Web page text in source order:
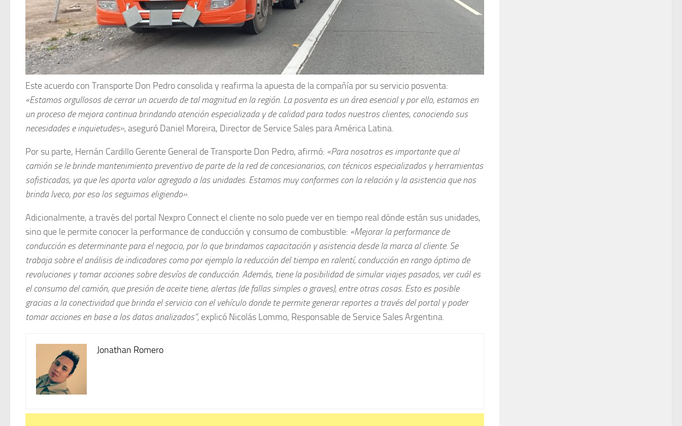
Este acuerdo con Transporte Don Pedro consolida y reafirma la apuesta de la compañía por su servicio posventa:
«Estamos orgullosos de cerrar un acuerdo de tal magnitud en la región. La posventa es un área esencial y por ello, estamos en
un proceso de mejora continua brindando atención especializada y de calidad para todos nuestros clientes, conociendo sus
necesidades e inquietudes»,aseguró Daniel Moreira, Director de Service Sales para América Latina.
Por su parte, Hernán Cardillo Gerente General de Transporte Don Pedro, afirmó: «Para nosotros es importante que al
camión se le brinde mantenimiento preventivo de parte de la red de concesionarios, con técnicos especializados y herramientas
sofisticadas, ya que les aporta valor agregado a las unidades. Estamos muy conformes con la relación y la asistencia que nos
brinda Iveco, por eso los seguimos eligiendo».
Adicionalmente, a través del portal Nexpro Connect el cliente no solo puede ver en tiempo real dónde están sus unidades,
sino que le permite conocer la performance de conducción y consumo de combustible: «Mejorar la performance de
conducción es determinante para el negocio, por lo que brindamos capacitación y asistencia desde la marca al cliente. Se
trabaja sobre el análisis de indicadores como por ejemplo la reducción del tiempo en ralentí, conducción en rango óptimo de
revoluciones y tomar acciones sobre desvíos de conducción. Además, tiene la posibilidad de simular viajes pasados, ver cuál es
el consumo del camión, que presión de aceite tiene, alertas (de fallas simples o graves), entre otras cosas. Esto es posible
gracias a la conectividad que brinda el servicio con el vehículo donde te permite generar reportes a través del portal y poder
tomar acciones en base a los datos analizados”, explicó Nicolás Lommo, Responsable de Service Sales Argentina.
Jonathan Romero